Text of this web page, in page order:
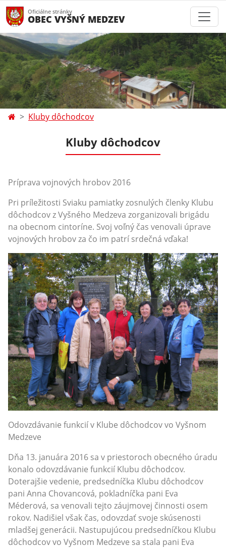
Oficiálne stránky
OBEC VYŠNÝ MEDZEV
Kluby dôchodcov
Kluby dôchodcov
Príprava vojnových hrobov 2016
Pri príležitosti Sviaku pamiatky zosnulých členky Klubu
dôchodcov z Vyšného Medzeva zorganizovali brigádu
na obecnom cintoríne. Svoj voľný čas venovali úprave
vojnových hrobov za čo im patrí srdečná vďaka!
Odovzdávanie funkcií v Klube dôchodcov vo Vyšnom
Medzeve
Dňa 13. januára 2016 sa v priestoroch obecného úradu
konalo odovzdávanie funkcií Klubu dôchodcov.
Doterajšie vedenie, predsedníčka Klubu dôchodcov
pani Anna Chovancová, pokladníčka pani Eva
Méderová, sa venovali tejto záujmovej činnosti osem
rokov. Nadišiel však čas, odovzdať svoje skúsenosti
mladšej generácii. Nastupujúcou predsedníčkou Klubu
dôchodcov vo Vyšnom Medzeve sa stala pani Eva